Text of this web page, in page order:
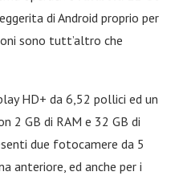
di Android proprio per
sono tutt’altro che
HD+ da 6,52 pollici ed un
2 GB di RAM e 32 GB di
due fotocamere da 5
anteriore, ed anche per i